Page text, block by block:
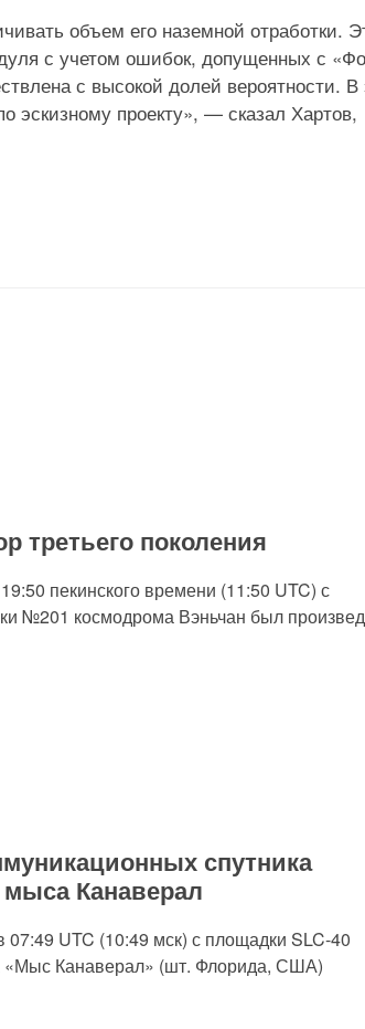
объем его наземной отработки.
с учетом ошибок, допущенных с
с высокой долей вероятности. В
эскизному проекту», — сказал Хартов,
третьего поколения
пекинского времени (11:50 UTC) с
№201 космодрома Вэньчан был
спутника
Канаверал
07:49 UTC (10:49 мск) с площадки SLC-40
Канаверал» (шт. Флорида, США)